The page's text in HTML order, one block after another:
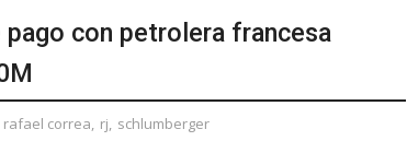
con petrolera francesa
rafael correa, rj, schlumberger